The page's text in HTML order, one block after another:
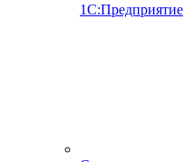
1С:Предприятие